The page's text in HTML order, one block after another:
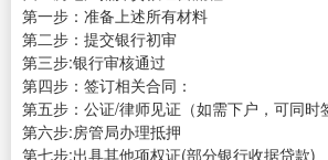
第一步：准备上述所有材料
第二步：提交银行初审
第三步:银行审核通过
第四步：签订相关合同：
第五步：公证/律师见证（如需下户，可同时
第六步:房管局办理抵押
第七步:出具其他项权证(部分银行收据贷款)